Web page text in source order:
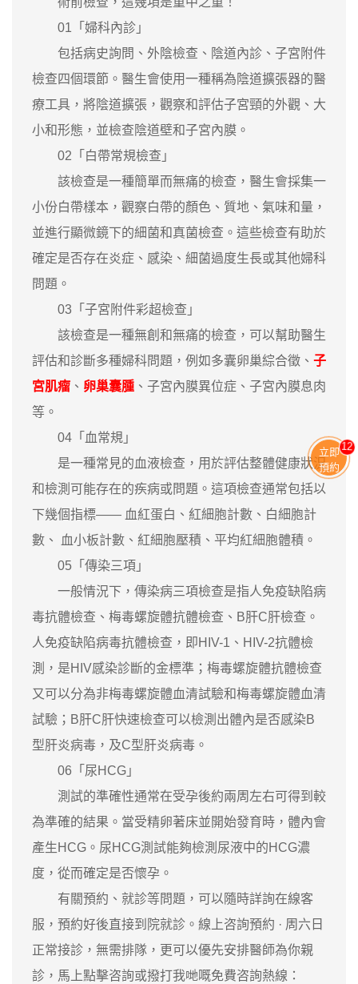
01「婦科內診」
包括病史詢問、外陰檢查、陰道內診、子宮附件
檢查四個環節。醫生會使用一種稱為陰道擴張器的醫
療工具，將陰道擴張，觀察和評估子宮頸的外觀、大
小和形態，並檢查陰道壁和子宮內膜。
02「白帶常規檢查」
該檢查是一種簡單而無痛的檢查，醫生會採集一
小份白帶樣本，觀察白帶的顏色、質地、氣味和量，
並進行顯微鏡下的細菌和真菌檢查。這些檢查有助於
確定是否存在炎症、感染、細菌過度生長或其他婦科
問題。
03「子宮附件彩超檢查」
該檢查是一種無創和無痛的檢查，可以幫助醫生
評估和診斷多種婦科問題，例如多囊卵巢綜合徵、 子
宮肌瘤 、 卵巢囊腫 、子宮內膜異位症、子宮內膜息肉
等。
04「血常規」
是一種常見的血液檢查，用於評估整體健康狀況
和檢測可能存在的疾病或問題。這項檢查通常包括以
下幾個指標—— 血紅蛋白、紅細胞計數、白細胞計
數、 血小板計數、紅細胞壓積、平均紅細胞體積。
05「傳染三項」
一般情況下，傳染病三項檢查是指人免疫缺陷病
毒抗體檢查、梅毒螺旋體抗體檢查、B肝C肝檢查。
人免疫缺陷病毒抗體檢查，即HIV-1、HIV-2抗體檢
測，是HIV感染診斷的金標準；梅毒螺旋體抗體檢查
又可以分為非梅毒螺旋體血清試驗和梅毒螺旋體血清
試驗；B肝C肝快速檢查可以檢測出體內是否感染B
型肝炎病毒，及C型肝炎病毒。
06「尿HCG」
測試的準確性通常在受孕後約兩周左右可得到較
為準確的結果。當受精卵著床並開始發育時，體內會
產生HCG。尿HCG測試能夠檢測尿液中的HCG濃
度，從而確定是否懷孕。
有關預約、就診等問題，可以隨時詳詢在線客
服，預約好後直接到院就診。線上咨詢預約 · ‎周六日
正常接診，無需排隊，更可以優先安排醫師為你親
診，馬上點擊咨詢或撥打我哋嘅免費咨詢熱線：
立即
預約
11